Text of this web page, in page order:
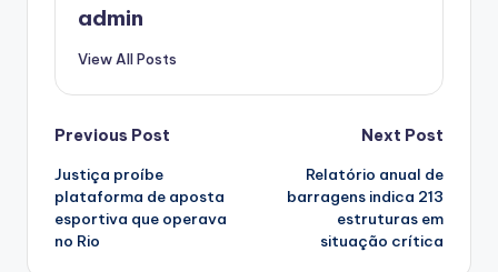
admin
View All Posts
Post
navigation
Previous Post
Justiça proíbe
plataforma de aposta
esportiva que operava
no Rio
Next Post
Relatório anual de
barragens indica 213
estruturas em
situação crítica